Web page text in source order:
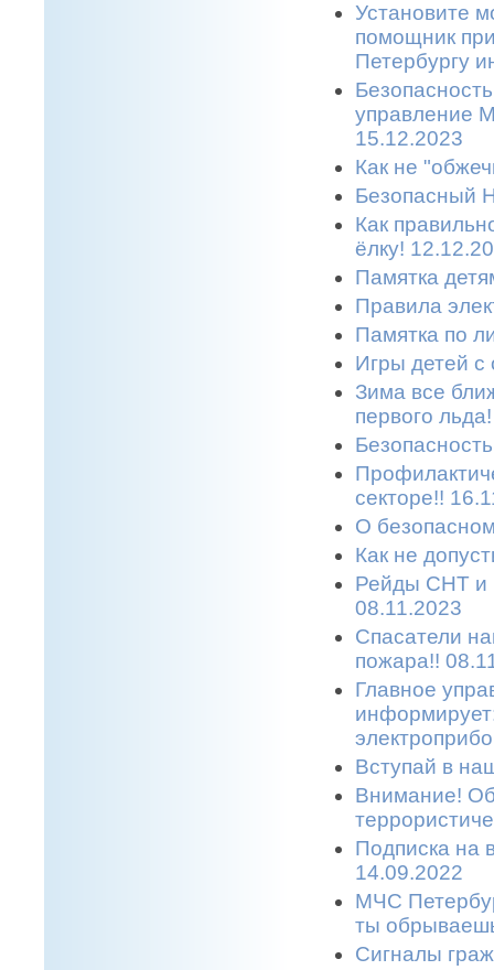
Установите
помощник
Петербургу
управление
15.12.2023
Как не
Безопасный
Как
ёлку!
Памятка
Правила
Памятка по
Игры детей с
Зима все
первого
секторе!!
О
Как не
Рейды СНТ и
08.11.2023
Спасатели
пожара!!
Главное
Вступай в
Внимание!
Подписка на
14.09.2022
МЧС
ты
Сигналы